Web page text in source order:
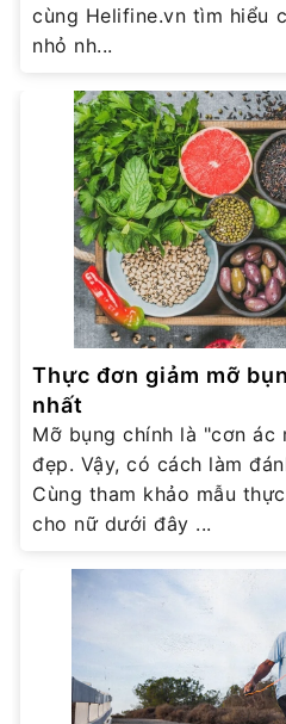
cùng Helifine.vn tìm hiểu
nhỏ nh...
Thực đơn giảm mỡ
nhất
Mỡ bụng chính là "cơn ác
đẹp. Vậy, có cách làm
Cùng tham khảo mẫu
cho nữ dưới đây ...